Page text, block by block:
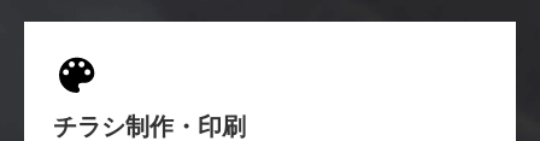
チラシ制作・印刷